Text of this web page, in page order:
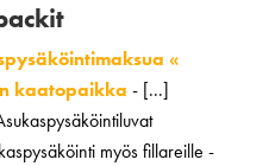
«
kaatopaikka - [...]
myös fillareille -